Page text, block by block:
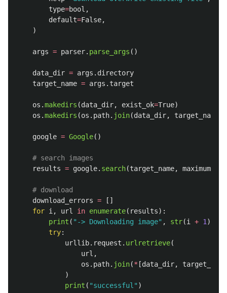
type=bool ,
default=False,
)
args = parser. parse_args ()
data_dir = args . directory
target_name = args . target
os .makedirs (data_dir, exist_ok=True)
os .makedirs (os . path. join(data_dir, target_name
google = Google()
results = google. search(target_name, maximum
download_errors =
[]
for i , url in enumerate( results):
print ( " -> Downloading image" , str(i + 1 ).
try:
urllib. request . urlretrieve(
url ,
os . path. join(* [data_dir,
target_name
)
print ( "successful " )